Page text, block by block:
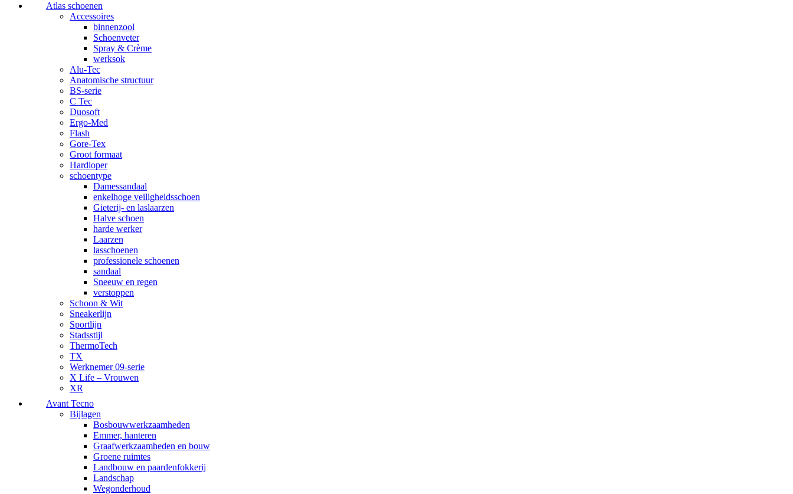
Atlas schoenen
Accessoires
binnenzool
Schoenveter
Spray & Crème
werksok
Alu-Tec
Anatomische structuur
BS-serie
C Tec
Duosoft
Ergo-Med
Flash
Gore-Tex
Groot formaat
Hardloper
schoentype
Damessandaal
enkelhoge veiligheidsschoen
Gieterij- en laslaarzen
Halve schoen
harde werker
Laarzen
lasschoenen
professionele schoenen
sandaal
Sneeuw en regen
verstoppen
Schoon & Wit
Sneakerlijn
Sportlijn
Stadsstijl
ThermoTech
TX
Werknemer 09-serie
X Life – Vrouwen
XR
Avant Tecno
Bijlagen
Bosbouwwerkzaamheden
Emmer, hanteren
Graafwerkzaamheden en bouw
Groene ruimtes
Landbouw en paardenfokkerij
Landschap
Wegonderhoud